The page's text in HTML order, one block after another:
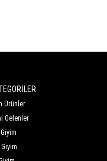
Ürünler
Gelenler
Giyim